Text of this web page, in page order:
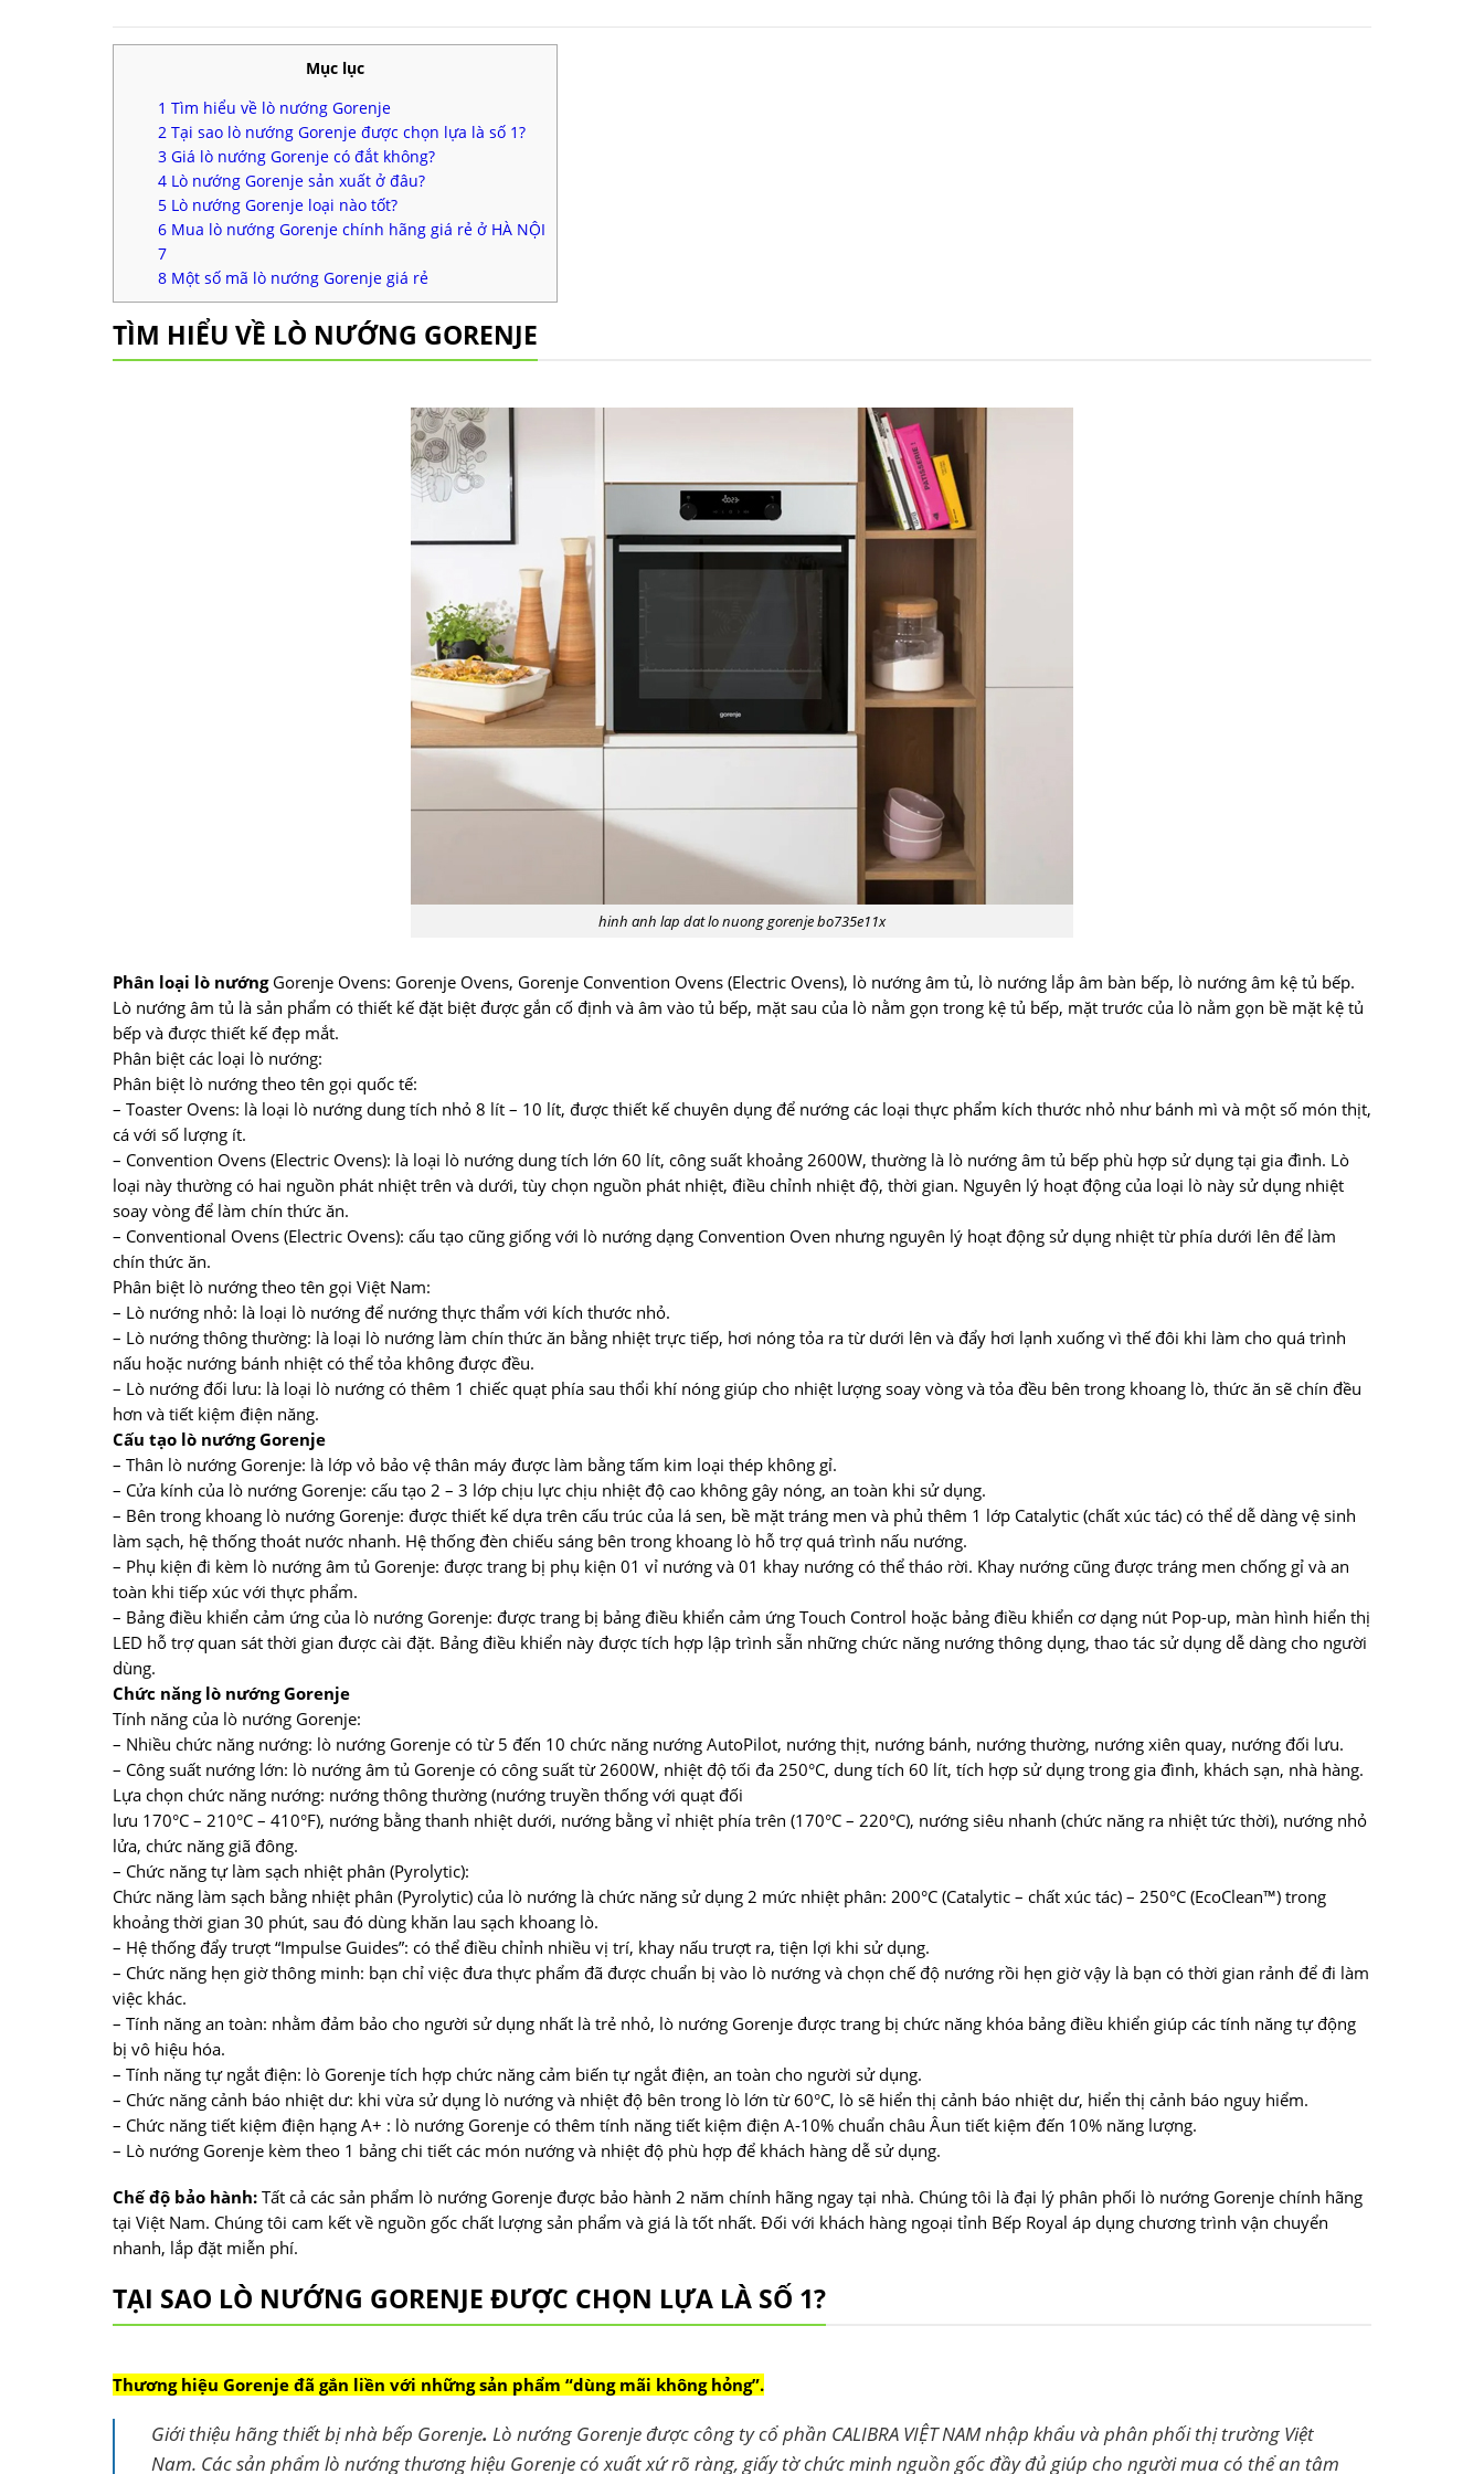
Mục lục
1 Tìm hiểu về lò nướng Gorenje
2 Tại sao lò nướng Gorenje được chọn lựa là số 1?
3 Giá lò nướng Gorenje có đắt không?
4 Lò nướng Gorenje sản xuất ở đâu?
5 Lò nướng Gorenje loại nào tốt?
6 Mua lò nướng Gorenje chính hãng giá rẻ ở HÀ NỘI
7
8 Một số mã lò nướng Gorenje giá rẻ
TÌM HIỂU VỀ LÒ NƯỚNG GORENJE
hinh anh lap dat lo nuong gorenje bo735e11x
Phân loại lò nướngGorenje Ovens: Gorenje Ovens, Gorenje Convention Ovens (Electric Ovens), lò nướng âm tủ, lò nướng lắp âm bàn bếp, lò nướng âm kệ tủ bếp.
Lò nướng âm tủ là sản phẩm có thiết kế đặt biệt được gắn cố định và âm vào tủ bếp, mặt sau của lò nằm gọn trong kệ tủ bếp, mặt trước của lò nằm gọn bề mặt kệ tủ
bếp và được thiết kế đẹp mắt.
Phân biệt các loại lò nướng:
Phân biệt lò nướng theo tên gọi quốc tế:
– Toaster Ovens: là loại lò nướng dung tích nhỏ 8 lít – 10 lít, được thiết kế chuyên dụng để nướng các loại thực phẩm kích thước nhỏ như bánh mì và một số món thịt,
cá với số lượng ít.
– Convention Ovens (Electric Ovens): là loại lò nướng dung tích lớn 60 lít, công suất khoảng 2600W, thường là lò nướng âm tủ bếp phù hợp sử dụng tại gia đình. Lò
loại này thường có hai nguồn phát nhiệt trên và dưới, tùy chọn nguồn phát nhiệt, điều chỉnh nhiệt độ, thời gian. Nguyên lý hoạt động của loại lò này sử dụng nhiệt
soay vòng để làm chín thức ăn.
– Conventional Ovens (Electric Ovens): cấu tạo cũng giống với lò nướng dạng Convention Oven nhưng nguyên lý hoạt động sử dụng nhiệt từ phía dưới lên để làm
chín thức ăn.
Phân biệt lò nướng theo tên gọi Việt Nam:
– Lò nướng nhỏ: là loại lò nướng để nướng thực thẩm với kích thước nhỏ.
– Lò nướng thông thường: là loại lò nướng làm chín thức ăn bằng nhiệt trực tiếp, hơi nóng tỏa ra từ dưới lên và đẩy hơi lạnh xuống vì thế đôi khi làm cho quá trình
nấu hoặc nướng bánh nhiệt có thể tỏa không được đều.
– Lò nướng đối lưu: là loại lò nướng có thêm 1 chiếc quạt phía sau thổi khí nóng giúp cho nhiệt lượng soay vòng và tỏa đều bên trong khoang lò, thức ăn sẽ chín đều
hơn và tiết kiệm điện năng.
Cấu tạo lò nướng Gorenje
– Thân lò nướng Gorenje: là lớp vỏ bảo vệ thân máy được làm bằng tấm kim loại thép không gỉ.
– Cửa kính của lò nướng Gorenje: cấu tạo 2 – 3 lớp chịu lực chịu nhiệt độ cao không gây nóng, an toàn khi sử dụng.
– Bên trong khoang lò nướng Gorenje: được thiết kế dựa trên cấu trúc của lá sen, bề mặt tráng men và phủ thêm 1 lớp Catalytic (chất xúc tác) có thể dễ dàng vệ sinh
làm sạch, hệ thống thoát nước nhanh. Hệ thống đèn chiếu sáng bên trong khoang lò hỗ trợ quá trình nấu nướng.
– Phụ kiện đi kèm lò nướng âm tủ Gorenje: được trang bị phụ kiện 01 vỉ nướng và 01 khay nướng có thể tháo rời. Khay nướng cũng được tráng men chống gỉ và an
toàn khi tiếp xúc với thực phẩm.
– Bảng điều khiển cảm ứng của lò nướng Gorenje: được trang bị bảng điều khiển cảm ứng Touch Control hoặc bảng điều khiển cơ dạng nút Pop-up, màn hình hiển thị
LED hỗ trợ quan sát thời gian được cài đặt. Bảng điều khiển này được tích hợp lập trình sẵn những chức năng nướng thông dụng, thao tác sử dụng dễ dàng cho người
dùng.
Chức năng lò nướng Gorenje
Tính năng của lò nướng Gorenje:
– Nhiều chức năng nướng: lò nướng Gorenje có từ 5 đến 10 chức năng nướng AutoPilot, nướng thịt, nướng bánh, nướng thường, nướng xiên quay, nướng đối lưu.
– Công suất nướng lớn: lò nướng âm tủ Gorenje có công suất từ 2600W, nhiệt độ tối đa 250°C, dung tích 60 lít, tích hợp sử dụng trong gia đình, khách sạn, nhà hàng.
Lựa chọn chức năng nướng: nướng thông thường (nướng truyền thống với quạt đối
lưu 170°C – 210°C – 410°F), nướng bằng thanh nhiệt dưới, nướng bằng vỉ nhiệt phía trên (170°C – 220°C), nướng siêu nhanh (chức năng ra nhiệt tức thời), nướng nhỏ
lửa, chức năng giã đông.
– Chức năng tự làm sạch nhiệt phân (Pyrolytic):
Chức năng làm sạch bằng nhiệt phân (Pyrolytic) của lò nướng là chức năng sử dụng 2 mức nhiệt phân: 200°C (Catalytic – chất xúc tác) – 250°C (EcoClean™) trong
khoảng thời gian 30 phút, sau đó dùng khăn lau sạch khoang lò.
– Hệ thống đẩy trượt “Impulse Guides”: có thể điều chỉnh nhiều vị trí, khay nấu trượt ra, tiện lợi khi sử dụng.
– Chức năng hẹn giờ thông minh: bạn chỉ việc đưa thực phẩm đã được chuẩn bị vào lò nướng và chọn chế độ nướng rồi hẹn giờ vậy là bạn có thời gian rảnh để đi làm
việc khác.
– Tính năng an toàn: nhằm đảm bảo cho người sử dụng nhất là trẻ nhỏ, lò nướng Gorenje được trang bị chức năng khóa bảng điều khiển giúp các tính năng tự động
bị vô hiệu hóa.
– Tính năng tự ngắt điện: lò Gorenje tích hợp chức năng cảm biến tự ngắt điện, an toàn cho người sử dụng.
– Chức năng cảnh báo nhiệt dư: khi vừa sử dụng lò nướng và nhiệt độ bên trong lò lớn từ 60°C, lò sẽ hiển thị cảnh báo nhiệt dư, hiển thị cảnh báo nguy hiểm.
– Chức năng tiết kiệm điện hạng A+ : lò nướng Gorenje có thêm tính năng tiết kiệm điện A-10% chuẩn châu Âun tiết kiệm đến 10% năng lượng.
– Lò nướng Gorenje kèm theo 1 bảng chi tiết các món nướng và nhiệt độ phù hợp để khách hàng dễ sử dụng.
Chế độ bảo hành: Tất cả các sản phẩm lò nướng Gorenje được bảo hành 2 năm chính hãng ngay tại nhà. Chúng tôi là đại lý phân phối lò nướng Gorenje chính hãng
tại Việt Nam. Chúng tôi cam kết về nguồn gốc chất lượng sản phẩm và giá là tốt nhất. Đối với khách hàng ngoại tỉnh Bếp Royal áp dụng chương trình vận chuyển
nhanh, lắp đặt miễn phí.
TẠI SAO LÒ NƯỚNG GORENJE ĐƯỢC CHỌN LỰA LÀ SỐ 1?
Thương hiệu Gorenje đã gắn liền với những sản phẩm “dùng mãi không hỏng”.
Giới thiệu hãng thiết bị nhà bếp Gorenje. Lò nướng Gorenje được công ty cổ phần CALIBRA VIỆT NAM nhập khẩu và phân phối thị trường Việt
Nam. Các sản phẩm lò nướng thương hiệu Gorenje có xuất xứ rõ ràng, giấy tờ chức minh nguồn gốc đầy đủ giúp cho người mua có thể an tâm